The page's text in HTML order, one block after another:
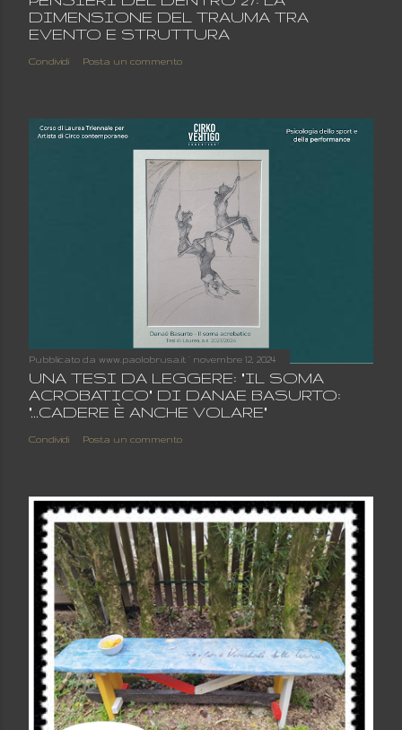
DIMENSIONE DEL TRAUMA TRA
EVENTO E STRUTTURA
Condividi Posta un commento
Pubblicato da www.paolobrusa.it novembre 12, 2024
UNA TESI DA LEGGERE: "IL SOMA
ACROBATICO" DI DANAE BASURTO:
"...CADERE È ANCHE VOLARE"
Condividi Posta un commento